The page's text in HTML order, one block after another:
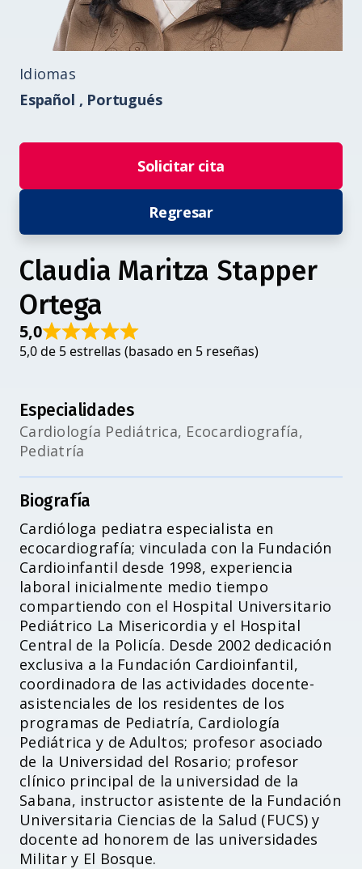
Idiomas
Español , Portugués
Solicitar cita
Regresar
Claudia Maritza Stapper
Ortega
5,0
5,0 de 5 estrellas (basado en 5 reseñas)
Especialidades
Cardiología Pediátrica, Ecocardiografía,
Pediatría
Biografía
Cardióloga pediatra especialista en
ecocardiografía; vinculada con la Fundación
Cardioinfantil desde 1998, experiencia
laboral inicialmente medio tiempo
compartiendo con el Hospital Universitario
Pediátrico La Misericordia y el Hospital
Central de la Policía. Desde 2002 dedicación
exclusiva a la Fundación Cardioinfantil,
coordinadora de las actividades docente-
asistenciales de los residentes de los
programas de Pediatría, Cardiología
Pediátrica y de Adultos; profesor asociado
de la Universidad del Rosario; profesor
clínico principal de la universidad de la
Sabana, instructor asistente de la Fundación
Universitaria Ciencias de la Salud (FUCS) y
docente ad honorem de las universidades
Militar y El Bosque.